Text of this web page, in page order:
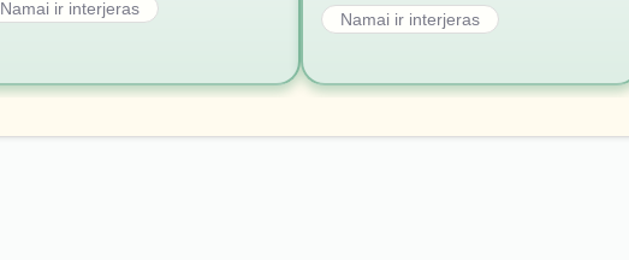
Namai ir interjeras
Namai ir interjeras